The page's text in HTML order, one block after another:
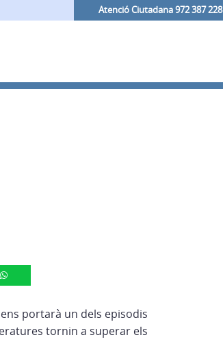
Atenció Ciutadana 972 387 228
portarà un dels episodis
tornin a superar els